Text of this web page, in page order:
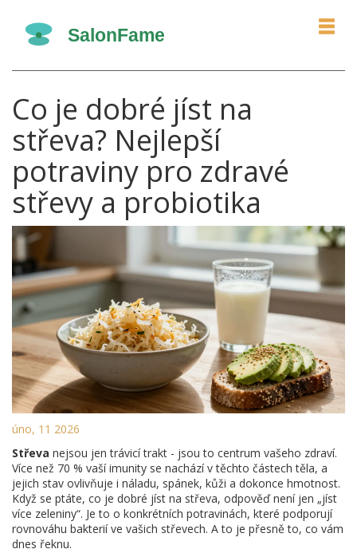
Co je dobré jíst na
střeva? Nejlepší
potraviny pro zdravé
střevy a probiotika
úno, 11 2026
Střeva nejsou jen trávicí trakt - jsou to centrum vašeho zdraví.
Více než 70 % vaší imunity se nachází v těchto částech těla, a
jejich stav ovlivňuje i náladu, spánek, kůži a dokonce hmotnost.
Když se ptáte, co je dobré jíst na střeva, odpověď není jen „jíst
více zeleniny“. Je to o konkrétních potravinách, které podporují
rovnováhu bakterií ve vašich střevech. A to je přesně to, co vám
dnes řeknu.